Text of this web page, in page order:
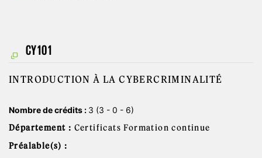
CY101
INTRODUCTION À LA CYBERCRIMINALITÉ
Nombre de crédits : 3 (3 - 0 - 6)
Département : Certificats Formation continue
Préalable(s) :